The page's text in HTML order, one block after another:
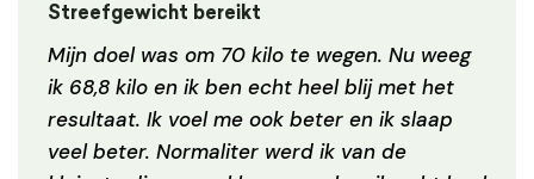
Streefgewicht bereikt
Mijn doel was om 70 kilo te wegen. Nu weeg
ik 68,8 kilo en ik ben echt heel blij met het
resultaat. Ik voel me ook beter en ik slaap
veel beter. Normaliter werd ik van de